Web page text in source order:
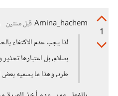
1
Amina_hachem قبل سنتين
لذا يجب عدم الاكتفاء
بسلام، بل اعتبارها
طرد، وهذا ما يسميه